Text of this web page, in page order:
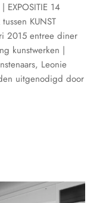
EXPOSITIE 14
KUNST
2015 entree diner
kunstwerken |
Leonie
uitgenodigd door